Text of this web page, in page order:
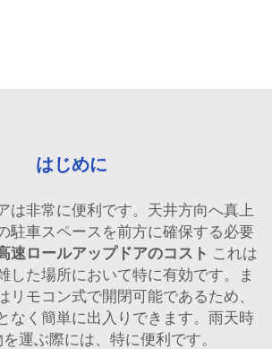
はじめに
は非常に便利です。天井方向へ真上
駐車スペースを前方に確保する必要
速ロールアップドアのコスト これは
した場所において特に有効です。ま
リモコン式で開閉可能であるため、
なく簡単に出入りできます。雨天時
運ぶ際には、特に便利です。